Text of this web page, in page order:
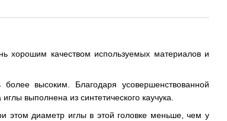
хорошим качеством используемых материалов и
высоким. Благодаря усовершенствованной
выполнена из синтетического каучука.
этом диаметр иглы в этой головке меньше, чем у